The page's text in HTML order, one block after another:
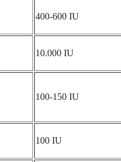
400-600 IU
10.000 IU
100-150 IU
100 IU